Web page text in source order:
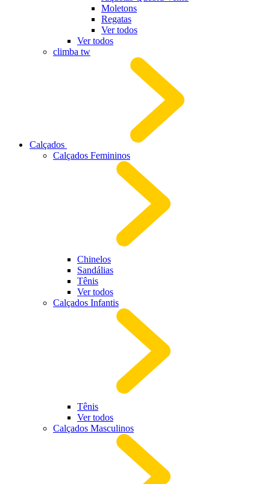
Moletons
Regatas
Ver todos
Ver todos
climba tw
Calçados
Calçados Femininos
Chinelos
Sandálias
Tênis
Ver todos
Calçados Infantis
Tênis
Ver todos
Calçados Masculinos